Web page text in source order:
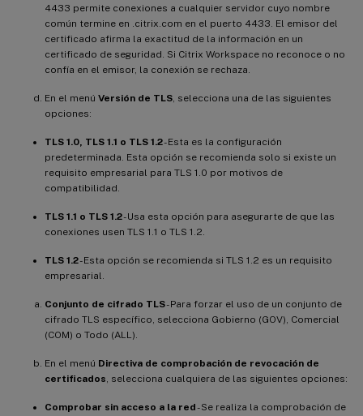
4433 permite conexiones a cualquier servidor cuyo nombre
común termine en .citrix.com en el puerto 4433. El emisor del
certificado afirma la exactitud de la información en un
certificado de seguridad. Si Citrix Workspace no reconoce o no
confía en el emisor, la conexión se rechaza.
En el menú Versión de TLS, selecciona una de las siguientes
opciones:
TLS 1.0, TLS 1.1 o TLS 1.2- Esta es la configuración
predeterminada. Esta opción se recomienda solo si existe un
requisito empresarial para TLS 1.0 por motivos de
compatibilidad.
TLS 1.1 o TLS 1.2- Usa esta opción para asegurarte de que las
conexiones usen TLS 1.1 o TLS 1.2.
TLS 1.2- Esta opción se recomienda si TLS 1.2 es un requisito
empresarial.
Conjunto de cifrado TLS- Para forzar el uso de un conjunto de
cifrado TLS específico, selecciona Gobierno (GOV), Comercial
(COM) o Todo (ALL).
En el menú Directiva de comprobación de revocación de
certificados, selecciona cualquiera de las siguientes opciones:
Comprobar sin acceso a la red- Se realiza la comprobación de